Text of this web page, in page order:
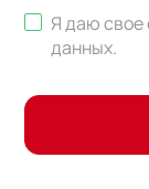
Я даю свое
данных.